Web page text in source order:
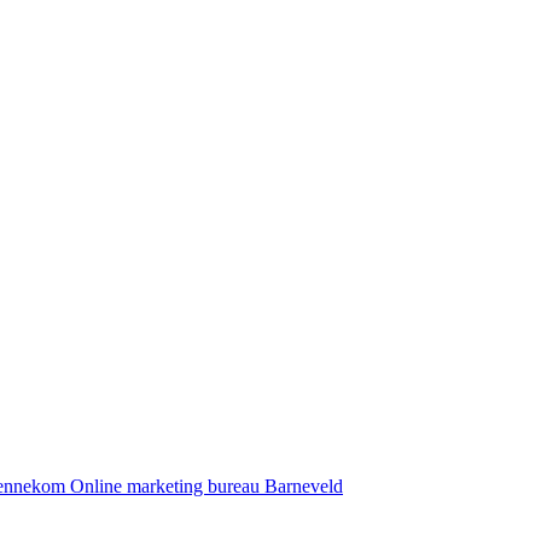
Online marketing bureau Barneveld